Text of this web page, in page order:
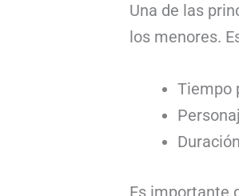
Una de las
los menores.
Tiempo
Es importante